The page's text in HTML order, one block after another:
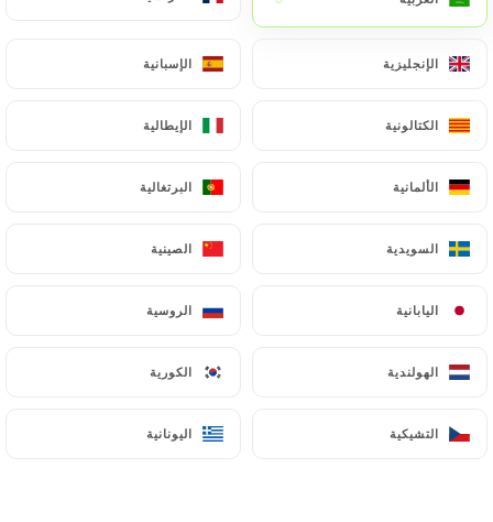
الإنجليزية الإسبانية
الكتالونية الإيطالية
الألمانية البرتغالية
السويدية الصينية
اليابانية الروسية
الهولندية الكورية
التشيكية اليونانية
جهة الاتصال
الإنجليزية الإسبانية
الكتالونية الإيطالية
الألمانية البرتغالية
السويدية الصينية
اليابانية الروسية
الهولندية الكورية
التشيكية اليونانية